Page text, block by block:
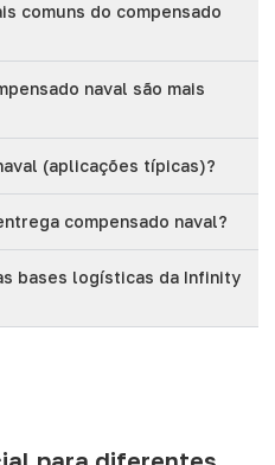
comuns do compensado
naval são mais
(aplicações típicas)?
compensado naval?
bases logísticas da Infinity